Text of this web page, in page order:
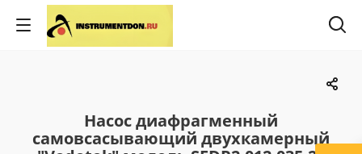
Насос диафрагменный
самовсасывающий двухкамерный